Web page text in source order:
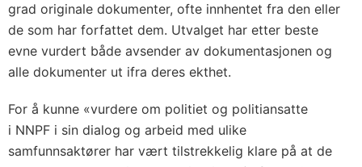
grad originale dokumenter, ofte innhentet fra den eller
de som har forfattet dem. Utvalget har etter beste
evne vurdert både avsender av dokumentasjonen og
alle dokumenter ut ifra deres ekthet.
For å kunne «vurdere om politiet og politiansatte
i NNPF i sin dialog og arbeid med ulike
samfunnsaktører har vært tilstrekkelig klare på at de